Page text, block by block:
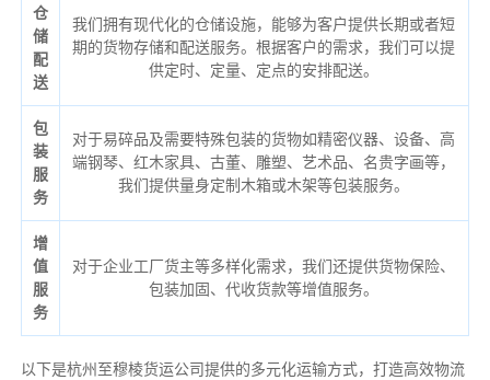
仓
储
配
送
我们拥有现代化的仓储设施，能够为客户提供长期或者短
期的货物存储和配送服务。根据客户的需求，我们可以提
供定时、定量、定点的安排配送。
包
装
服
务
对于易碎品及需要特殊包装的货物如精密仪器、设备、高
端钢琴、红木家具、古董、雕塑、艺术品、名贵字画等，
我们提供量身定制木箱或木架等包装服务。
增
值
服
务
对于企业工厂货主等多样化需求，我们还提供货物保险、
包装加固、代收货款等增值服务。
以下是杭州至穆棱货运公司提供的多元化运输方式，打造高效物流